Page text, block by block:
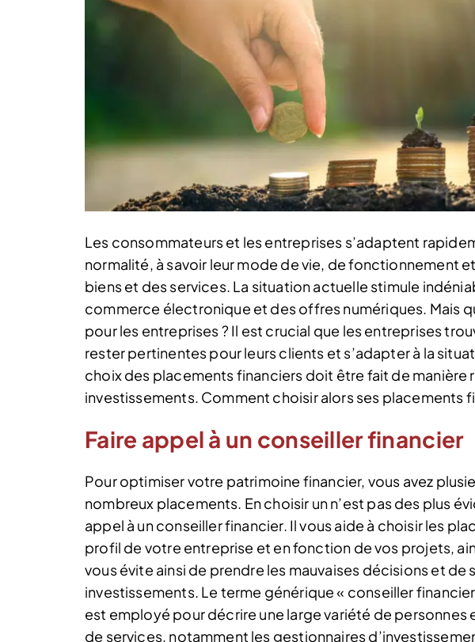
Les consommateurs et les entreprises s’adaptent
normalité, à savoir leur mode de vie, de fonctionnement
biens et des services. La situation actuelle stimule
commerce électronique et des offres numériques. Mais
pour les entreprises ? Il est crucial que les entreprises
rester pertinentes pour leurs clients et s’adapter à la
choix des placements financiers doit être fait de manière
investissements. Comment choisir alors ses placements
Faire appel à un conseiller financier
Pour optimiser votre patrimoine financier, vous avez
nombreux placements. En choisir un n’est pas des plus
appel à un conseiller financier. Il vous aide à choisir les
profil de votre entreprise et en fonction de vos projets,
vous évite ainsi de prendre les mauvaises décisions et de
investissements. Le terme générique « conseiller
est employé pour décrire une large variété de personnes
de services, notamment les gestionnaires